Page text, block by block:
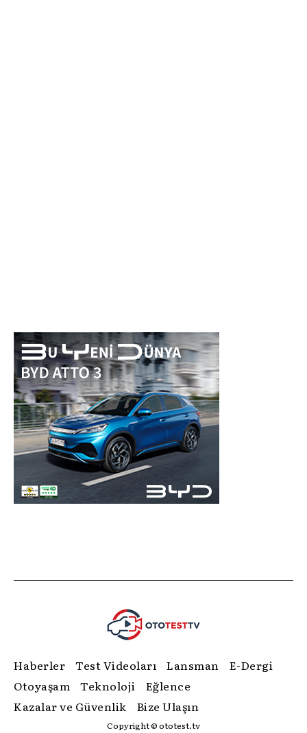
Haberler Test Videoları Lansman
E-Dergi
Otoyaşam
Teknoloji
Eğlence
Kazalar ve Güvenlik
Bize Ulaşın
Copyright © ototest.tv